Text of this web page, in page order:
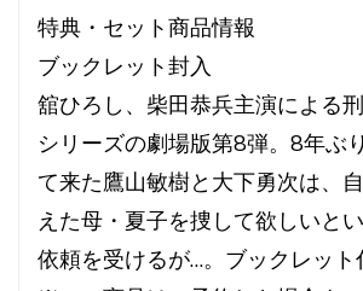
特典・セット商品情報
ブックレット封入
舘ひろし、柴田恭兵主演による
シリーズの劇場版第8弾。8年ぶ
て来た鷹山敏樹と大下勇次は、
えた母・夏子を捜して欲しいと
依頼を受けるが…。ブックレット